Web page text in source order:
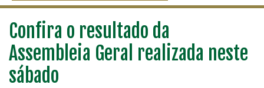
Confira o resultado da
Assembleia Geral realizada neste
sábado